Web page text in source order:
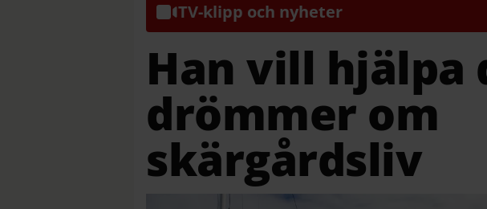
TV-klipp och nyheter
Han vill hjälpa
drömmer om
skärgårdsliv